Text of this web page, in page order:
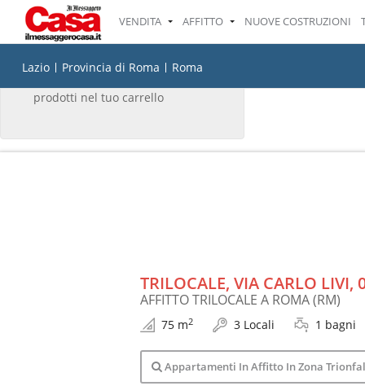
IL TUO CARRELLO
prodotti nel tuo carrello
VENDITA AFFITTO NUOVE COSTRUZIONI
Lazio Provincia di Roma Roma
TRILOCALE, VIA CARLO
AFFITTO TRILOCALE A ROMA (RM)
75 m2 3 Locali 1 bagni
Appartamenti In Affitto In Zona